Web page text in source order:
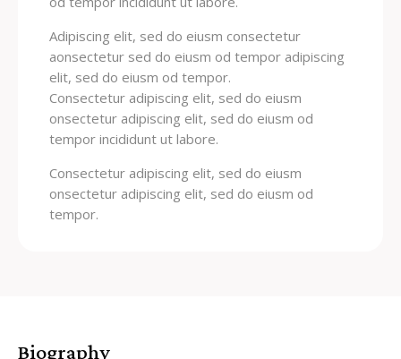
Adipiscing elit, sed do eiusm consectetur
aonsectetur sed do eiusm od tempor adipiscing
elit, sed do eiusm od tempor.
Consectetur adipiscing elit, sed do eiusm
onsectetur adipiscing elit, sed do eiusm od
tempor incididunt ut labore.
Consectetur adipiscing elit, sed do eiusm
onsectetur adipiscing elit, sed do eiusm od
tempor.
Biography